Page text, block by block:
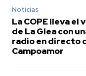
Noticias
La COPE lleva el
de La Glea con
radio en directo
Campoamor